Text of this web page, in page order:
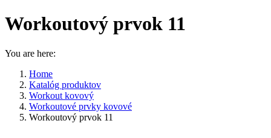
Workoutový prvok 11
You are here:
Home
Katalóg produktov
Workout kovový
Workoutové prvky kovové
Workoutový prvok 11